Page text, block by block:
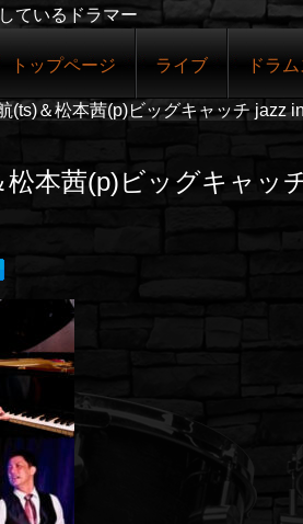
ているドラマー
トップページ ライブ ドラ
(ts)＆松本茜(p)ビッグキャッチ jazz
松本茜(p)ビッグキャッ